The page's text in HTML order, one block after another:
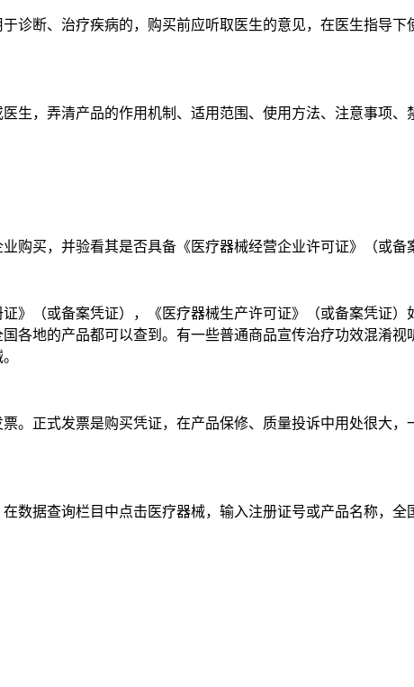
诊断、治疗疾病的，购买前应听取医生的意见，在医生指导
生，弄清产品的作用机制、适用范围、使用方法、注意事项、
购买，并验看其是否具备《医疗器械经营企业许可证》（或备
》（或备案凭证），《医疗器械生产许可证》（或备案凭证
各地的产品都可以查到。有一些普通商品宣传治疗功效混淆
。正式发票是购买凭证，在产品保修、质量投诉中用处很大
数据查询栏目中点击医疗器械，输入注册证号或产品名称，全